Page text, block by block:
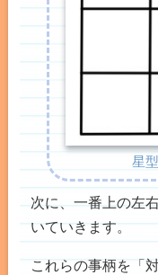
星
次に、一番上の左
いていきます。
これらの事柄を「